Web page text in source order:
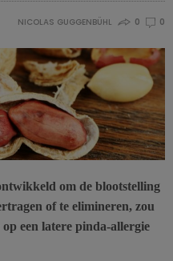
NICOLAS GUGGENBÜHL 0 0
om de blootstelling
of te elimineren, zou
een latere pinda-allergie